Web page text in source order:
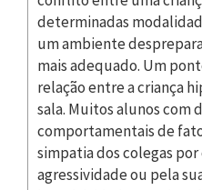
determinadas
um ambiente
mais adequado. Um
relação entre a criança
sala. Muitos alunos com
comportamentais de
simpatia dos colegas por
agressividade ou pela